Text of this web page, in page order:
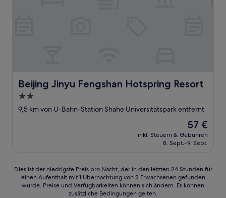
Beijing Jinyu Fengshan Hotspring Resort
Beijing Jinyu Fengshan Hotspring Resort
2.0-
Sterne-
9,5 km von U-Bahn-Station Shahe Universitätspark entfernt
Der
Preis
beträgt
57 €
inkl. Steuern & Gebühren
8. Sept.–9. Sept.
Dies
der
Dies ist der niedrigste Preis pro Nacht, der in den letzten 24 Stunden für
einen Aufenthalt mit 1 Übernachtung von 2 Erwachsenen gefunden
wurde. Preise und Verfügbarkeiten können sich ändern. Es können
zusätzliche Bedingungen gelten.